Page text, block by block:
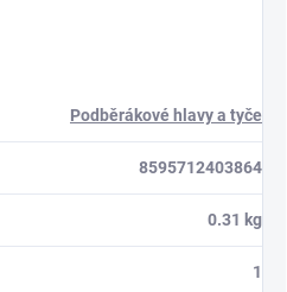
Podběrákové hlavy a tyče
8595712403864
0.31 kg
1